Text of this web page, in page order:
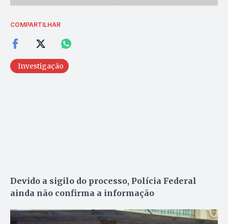
COMPARTILHAR
Investigação
Devido a sigilo do processo, Polícia Federal
ainda não confirma a informação